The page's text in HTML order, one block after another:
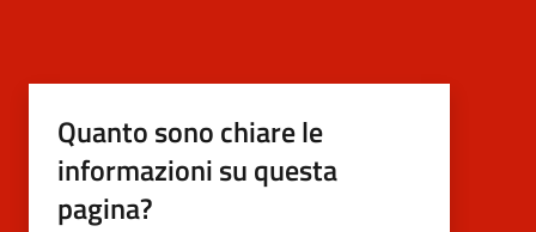
Quanto sono chiare le
informazioni su questa
pagina?